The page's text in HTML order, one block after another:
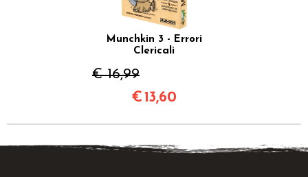
Munchkin 3 - Errori
Clericali
€ 16,99
€ 13,60